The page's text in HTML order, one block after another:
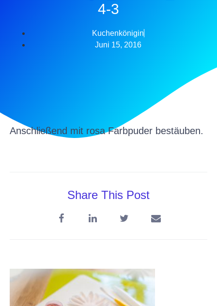
4-3
Kuchenkönigin
Juni 15, 2016
Anschließend mit rosa Farbpuder bestäuben.
Share This Post